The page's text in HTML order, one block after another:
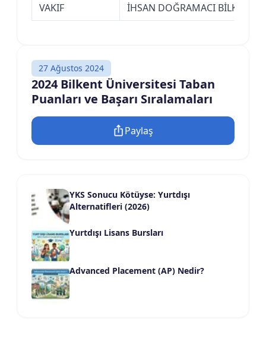
VAKIF
İHSAN DOĞRAMACI BİLKENT
27 Ağustos 2024
2024 Bilkent Üniversitesi Taban
Puanları ve Başarı Sıralamaları
Paylaş
YKS Sonucu Kötüyse: Yurtdışı
Alternatifleri (2026)
Yurtdışı Lisans Bursları
Advanced Placement (AP) Nedir?